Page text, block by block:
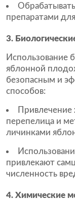
препаратами
3.
Использование
яблонной
безопасным и
способов:
Привлечение
перепелица и
личинками
привлекают
численность
4. Химические